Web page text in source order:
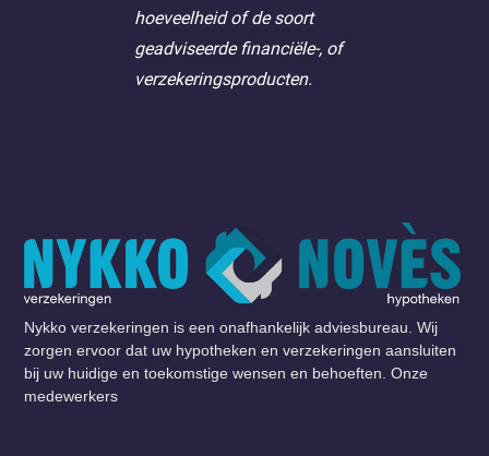
Nykko verzekeringen is een onafhankelijk adviesbureau. Wij
zorgen ervoor dat uw hypotheken en verzekeringen aansluiten
bij uw huidige en toekomstige wensen en behoeften. Onze
medewerkers
hoeveelheid of de soort
geadviseerde financiële-, of
verzekeringsproducten.